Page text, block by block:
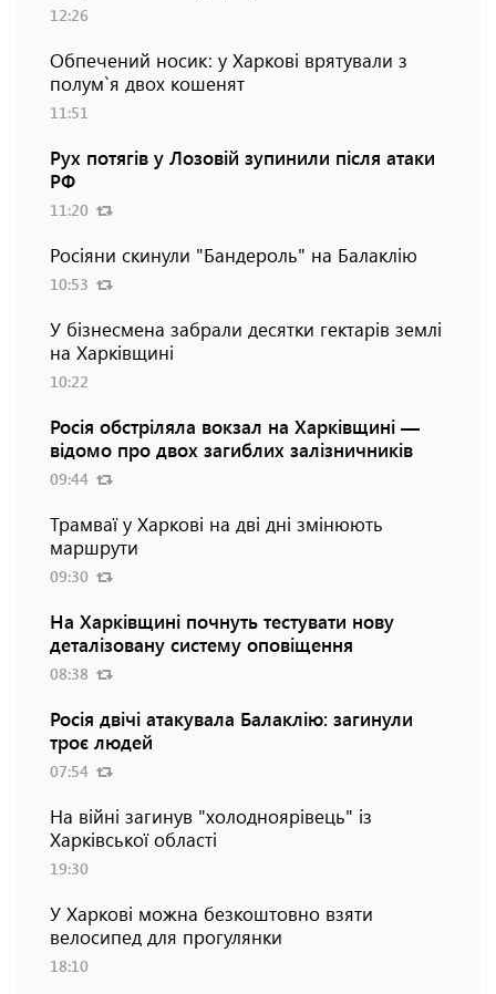
12:26
Обпечений носик: у Харкові врятували з
полум`я двох кошенят
11:51
Рух потягів у Лозовій зупинили після атаки
РФ
11:20
Росіяни скинули "Бандероль" на Балаклію
10:53
У бізнесмена забрали десятки гектарів землі
на Харківщині
10:22
Росія обстріляла вокзал на Харківщині —
відомо про двох загиблих залізничників
09:44
Трамваї у Харкові на дві дні змінюють
маршрути
09:30
На Харківщині почнуть тестувати нову
деталізовану систему оповіщення
08:38
Росія двічі атакувала Балаклію: загинули
троє людей
07:54
На війні загинув "холодноярівець" із
Харківської області
19:30
У Харкові можна безкоштовно взяти
велосипед для прогулянки
18:10